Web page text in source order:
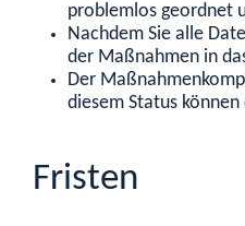
problemlos geordnet
Nachdem Sie alle
der Maßnahmen in
Der
diesem Status
Fristen